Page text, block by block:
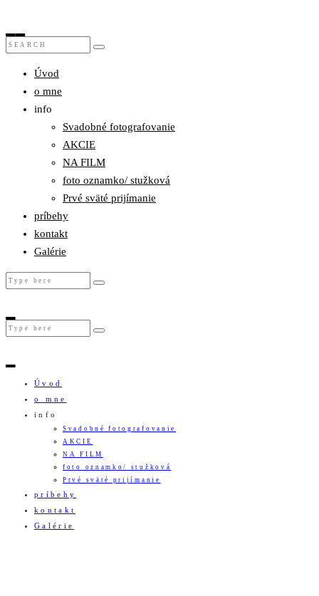
Úvod
o mne
info
Svadobné fotografovanie
AKCIE
NA FILM
foto oznamko/ stužková
Prvé sväté prijímanie
príbehy
kontakt
Galérie
Úvod
o mne
info
Svadobné fotografovanie
AKCIE
NA FILM
foto oznamko/ stužková
Prvé sväté prijímanie
príbehy
kontakt
Galérie